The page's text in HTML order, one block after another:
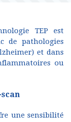
TEP est
de pathologies
et dans
ou
une sensibilité